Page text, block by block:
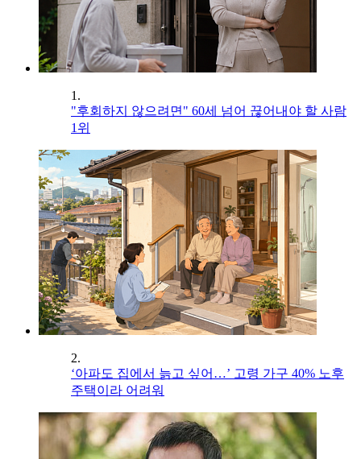
1.
"후회하지 않으려면" 60세 넘어 끊어내야 할 사람
1위
2.
‘아파도 집에서 늙고 싶어…’ 고령 가구 40% 노후
주택이라 어려워